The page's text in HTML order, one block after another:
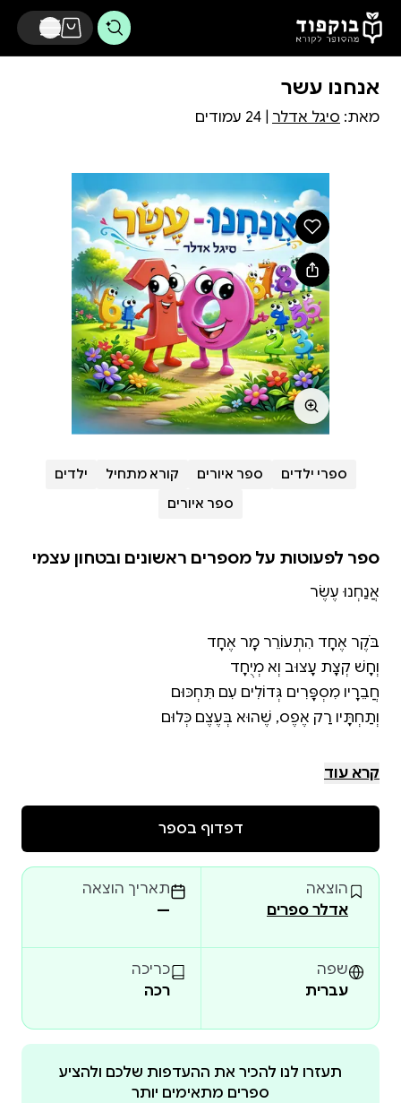
דלג לתוכן הראשי
אנחנו עשר
מאת: סיגל אדלר
ספרי ילדים ספר איורים קורא מתחיל
ילדים
ספר איורים
ספר לפעוטות על מספרים ראשונים ובטחון עצמי
ספר מקסים לפעוטות המלמד את המספרים הראשונים,
אפס , שהוא בעצם כלום, אבל לא פחות חשוב. סיפור
קצר, מלא דמיון, הומור וחרוזים שמשרים חיוך ומעודדים
סיגל אדלר , סופרת ילדים בעלת סגנון כתיבה ייחודי
ומרענן, המיטיבה לשלב בסיפוריה דמיון עשיר, הומור רב
וקצב קולח. את כל אלה שוזרת סיגל בחריזה וירטואוזית
ומשעשעת, המדברת אל הילדים בגובה העיניים.
קרא עוד
דפדוף בספר
הוצאה
אדלר ספרים
תאריך הוצאה
—
שפה
עברית
כריכה
רכה
תעזרו לנו להכיר את ההעדפות שלכם ולהציע
ספרים מתאימים יותר